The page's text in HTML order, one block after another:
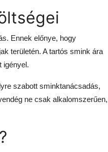
Ennek előnye, hogy
területén. A tartós smink ára
igényel.
szabott sminktanácsadás,
ne csak alkalomszerűen,